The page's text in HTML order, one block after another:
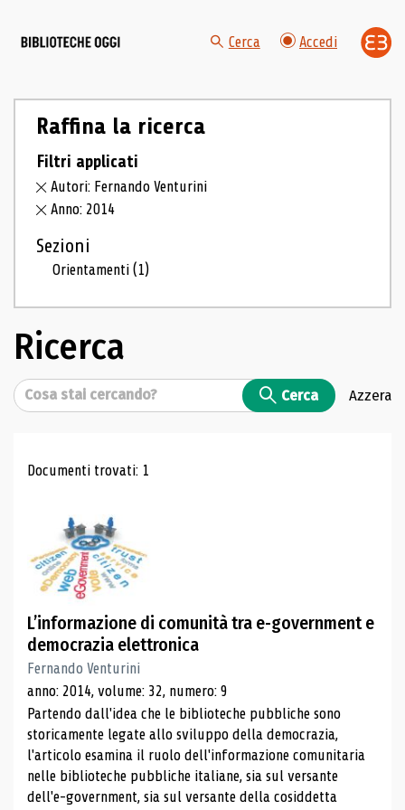
Cerca Accedi
Raffina la ricerca
Filtri applicati
Autori: Fernando Venturini
Anno: 2014
Sezioni
Orientamenti(1)
Ricerca
Cerca Cerca Azzera
Risultati di ricerca
Documenti trovati: 1
L’informazione di comunità tra e-government e
democrazia elettronica
Fernando Venturini
anno: 2014, volume: 32, numero: 9
Partendo dall'idea che le biblioteche pubbliche sono
storicamente legate allo sviluppo della democrazia,
l'articolo esamina il ruolo dell'informazione comunitaria
nelle biblioteche pubbliche italiane, sia sul versante
dell'e-government, sia sul versante della cosiddetta